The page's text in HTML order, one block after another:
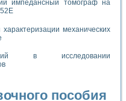
импедансный томограф на
механических
в исследовании
пособия